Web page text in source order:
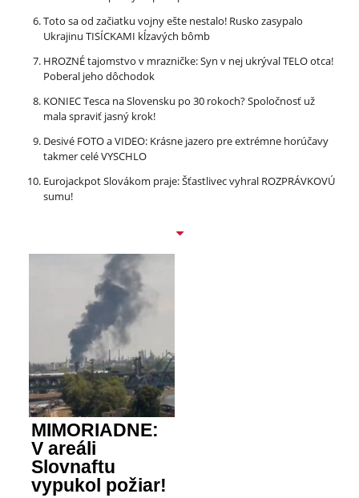
Toto sa od začiatku vojny ešte nestalo! Rusko zasypalo
Ukrajinu TISÍCKAMI kĺzavých bômb
HROZNÉ tajomstvo v mrazničke: Syn v nej ukrýval TELO otca!
Poberal jeho dôchodok
KONIEC Tesca na Slovensku po 30 rokoch? Spoločnosť už
mala spraviť jasný krok!
Desivé FOTO a VIDEO: Krásne jazero pre extrémne horúčavy
takmer celé VYSCHLO
Eurojackpot Slovákom praje: Šťastlivec vyhral ROZPRÁVKOVÚ
sumu!
MIMORIADNE:
V areáli
Slovnaftu
vypukol požiar!